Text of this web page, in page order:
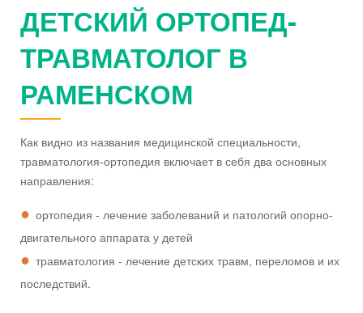
ДЕТСКИЙ ОРТОПЕД-
ТРАВМАТОЛОГ В
РАМЕНСКОМ
Как видно из названия медицинской специальности,
травматология-ортопедия включает в себя два основных
направления:
ортопедия - лечение заболеваний и патологий опорно-
двигательного аппарата у детей
травматология - лечение детских травм, переломов и их
последствий.